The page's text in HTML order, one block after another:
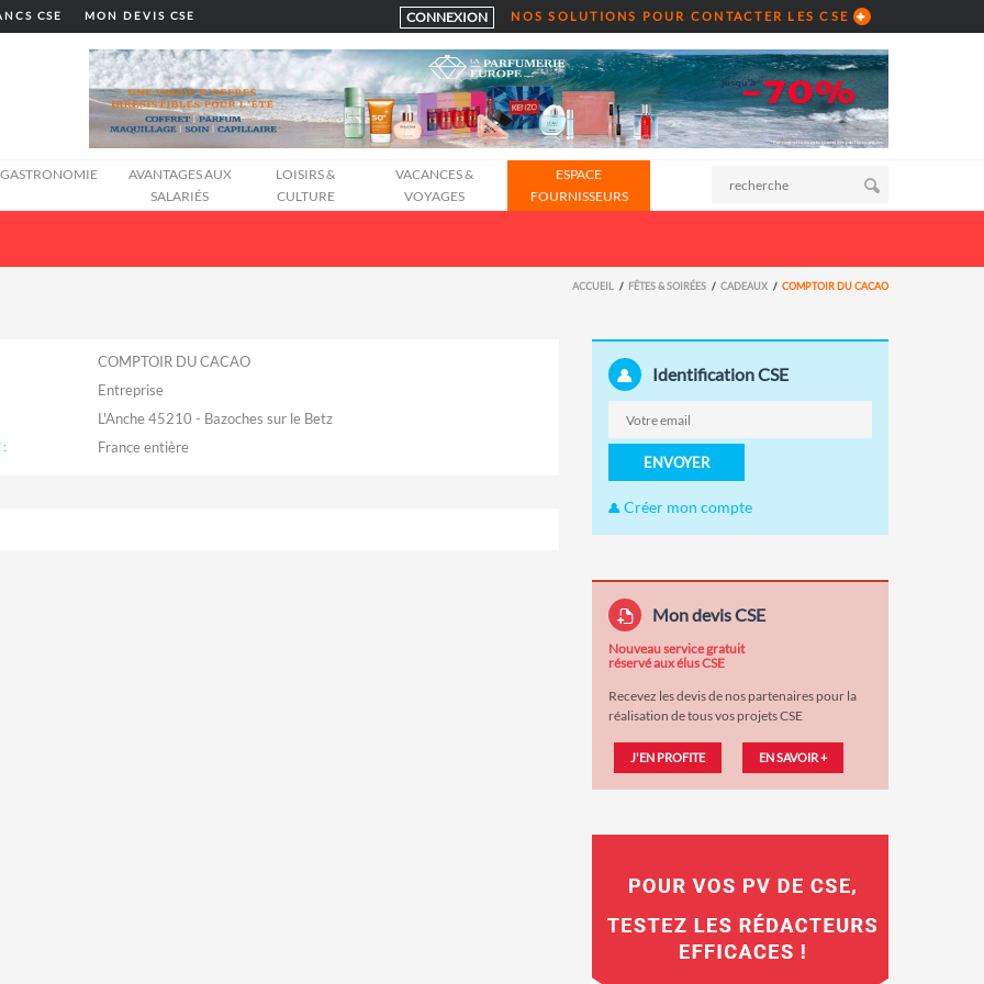
CSE MON DEVIS CSE CONNEXION NOS SOLUTIONS POUR CONTACTER LES CSE
GASTRONOMIE
AVANTAGES AUX
SALARIÉS
LOISIRS &
CULTURE
VACANCES &
VOYAGES
ESPACE
FOURNISSEURS
ACCUEIL FÊTES & SOIRÉES CADEAUX COMPTOIR DU CACAO
COMPTOIR DU CACAO
Entreprise
L'Anche 45210 - Bazoches sur le Betz
:
Identification CSE
ENVOYER
Créer mon compte
Mon devis CSE
Nouveau service gratuit
réservé aux élus CSE
Recevez les devis de nos partenaires pour la
réalisation de tous vos projets CSE
J'EN PROFITE EN SAVOIR +